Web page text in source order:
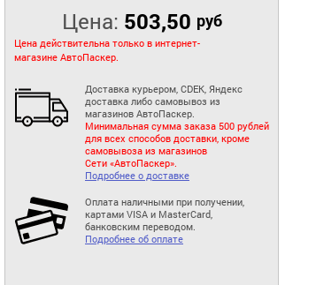
Цена: 503,50 руб
Цена действительна только в интернет-
магазине АвтоПаскер.
Доставка курьером, CDEK, Яндекс
доставка либо самовывоз из
магазинов АвтоПаскер.
Минимальная сумма заказа 500 рублей
для всех способов доставки, кроме
самовывоза из магазинов
Сети «АвтоПаскер».
Подробнее о доставке
Оплата наличными при получении,
картами VISA и MasterCard,
банковским переводом.
Подробнее об оплате